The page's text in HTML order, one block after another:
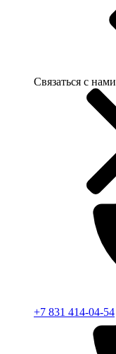
Связаться с нами
+7 831 414-04-54